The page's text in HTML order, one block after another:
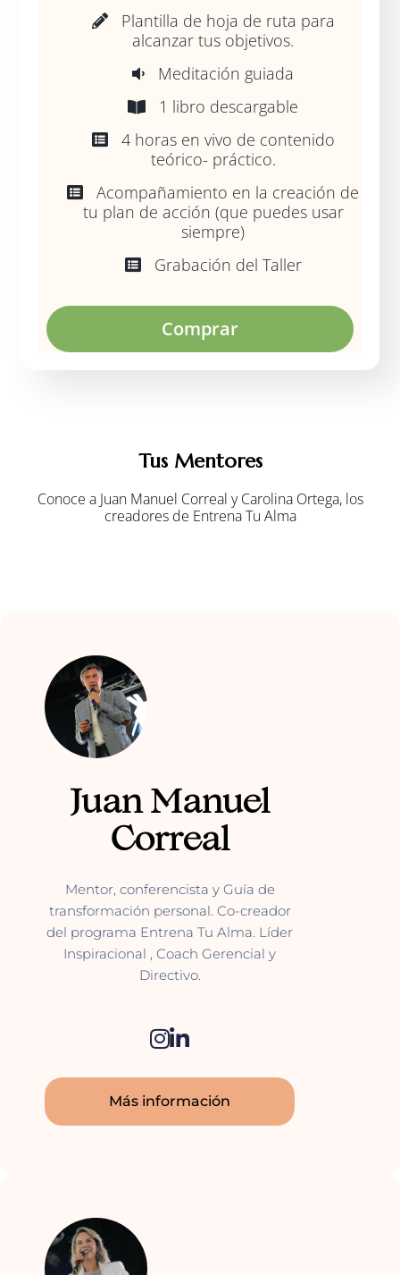
Plantilla de hoja de ruta para
alcanzar tus objetivos.
Meditación guiada
1 libro descargable
4 horas en vivo de contenido
teórico- práctico.
Acompañamiento en la creación de
tu plan de acción (que puedes usar
siempre)
Grabación del Taller
Comprar
Tus Mentores
Conoce a Juan Manuel Correal y Carolina Ortega, los
creadores de Entrena Tu Alma
Juan Manuel
Correal​
Mentor, conferencista y Guía de
transformación personal. Co-creador
del programa Entrena Tu Alma. Líder
Inspiracional , Coach Gerencial y
Directivo.
Más información